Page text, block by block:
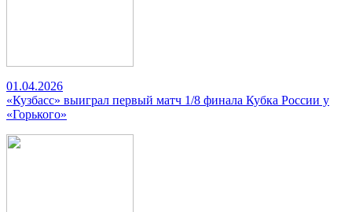
01.04.2026
«Кузбасс» выиграл первый матч 1/8 финала Кубка России у
«Горького»